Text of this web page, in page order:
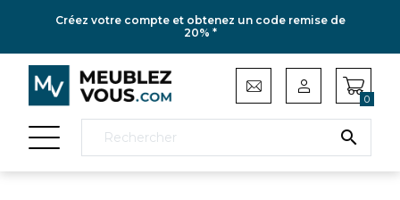
Créez votre compte et obtenez un code remise de
20% *

0